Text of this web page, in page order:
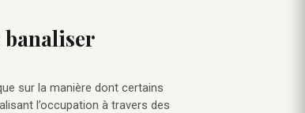
banaliser
sur la manière dont certains
l’occupation à travers des